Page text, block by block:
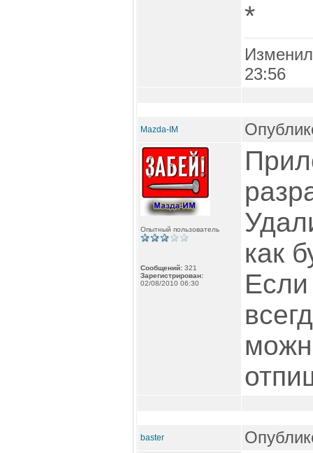
*
23:56
Mazda-IM
Опытный пользователь
Сообщений: 321
Зарегистрирован:
02/08/2010 06:30
как
Если
baster